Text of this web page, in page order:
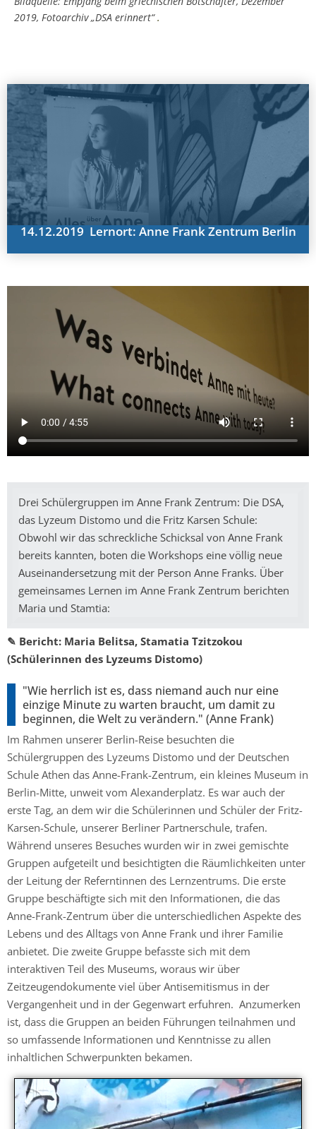
2019, Fotoarchiv „DSA erinnert“.
14.12.2019 Lernort: Anne Frank Zentrum Berlin
Drei Schülergruppen im Anne Frank Zentrum: Die DSA,
das Lyzeum Distomo und die Fritz Karsen Schule:
Obwohl wir das schreckliche Schicksal von Anne Frank
bereits kannten, boten die Workshops eine völlig neue
Auseinandersetzung mit der Person Anne Franks. Über
gemeinsames Lernen im Anne Frank Zentrum berichten
Maria und Stamtia:
✎ Bericht: Maria Belitsa, Stamatia Tzitzokou
(Schülerinnen des Lyzeums Distomo)
"Wie herrlich ist es, dass niemand auch nur eine
einzige Minute zu warten braucht, um damit zu
beginnen, die Welt zu verändern." (Anne Frank)
Im Rahmen unserer Berlin-Reise besuchten die
Schülergruppen des Lyzeums Distomo und der Deutschen
Schule Athen das Anne-Frank-Zentrum, ein kleines Museum in
Berlin-Mitte, unweit vom Alexanderplatz. Es war auch der
erste Tag, an dem wir die Schülerinnen und Schüler der Fritz-
Karsen-Schule, unserer Berliner Partnerschule, trafen.
Während unseres Besuches wurden wir in zwei gemischte
Gruppen aufgeteilt und besichtigten die Räumlichkeiten unter
der Leitung der Referntinnen des Lernzentrums. Die erste
Gruppe beschäftigte sich mit den Informationen, die das
Anne-Frank-Zentrum über die unterschiedlichen Aspekte des
Lebens und des Alltags von Anne Frank und ihrer Familie
anbietet. Die zweite Gruppe befasste sich mit dem
interaktiven Teil des Museums, woraus wir über
Zeitzeugendokumente viel über Antisemitismus in der
Vergangenheit und in der Gegenwart erfuhren. Anzumerken
ist, dass die Gruppen an beiden Führungen teilnahmen und
so umfassende Informationen und Kenntnisse zu allen
inhaltlichen Schwerpunkten bekamen.